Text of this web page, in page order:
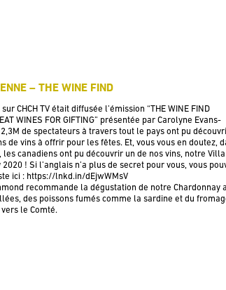
– THE WINE FIND
CHCH TV était diffusée l’émission “THE WINE FIND
WINES FOR GIFTING” présentée par Carolyne Evans-
de spectateurs à travers tout le pays ont pu
de vins à offrir pour les fêtes. Et, vous vous en doutez,
canadiens ont pu découvrir un de nos vins, notre Villa
! Si l’anglais n’a plus de secret pour vous, vous
ici : https://lnkd.in/dEjwWMsV
recommande la dégustation de notre Chardonnay
des poissons fumés comme la sardine et du
le Comté.